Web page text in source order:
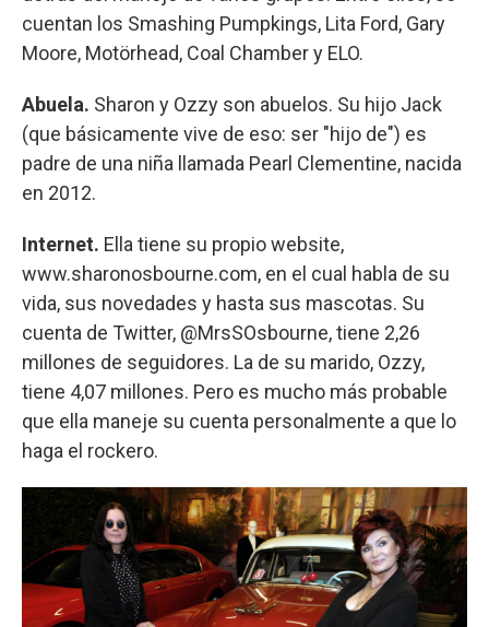
cuentan los Smashing Pumpkings, Lita Ford, Gary
Moore, Motörhead, Coal Chamber y ELO.
Abuela. Sharon y Ozzy son abuelos. Su hijo Jack
(que básicamente vive de eso: ser "hijo de") es
padre de una niña llamada Pearl Clementine, nacida
en 2012.
Internet. Ella tiene su propio website,
www.sharonosbourne.com, en el cual habla de su
vida, sus novedades y hasta sus mascotas. Su
cuenta de Twitter, @MrsSOsbourne, tiene 2,26
millones de seguidores. La de su marido, Ozzy,
tiene 4,07 millones. Pero es mucho más probable
que ella maneje su cuenta personalmente a que lo
haga el rockero.